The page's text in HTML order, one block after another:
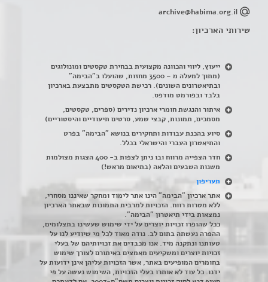
archive@habima.org.il
שירותי הארכיון:
ייעוץ, ליווי והכוונה מקצועית בבחירת טקסטים ומונולוגים
(מתוך למעלה מ – 3500 מחזות, שהועלו ב"הבימה"
ובתיאטרונים השונים). רכישת הטקסטים מתבצעת בארכיון
בלבד ובפורמט מודפס.
איתור והנגשת חומרי ארכיון נדירים (ספרים, טקסטים,
מסמכים, תמונות, קבצי שמע, סרטים תיעודיים והיסטוריים)
סיוע בהכנת עבודות ותחקירים בנושא "הבימה" בפרט
והתיאטרון העברי והישראלי בכלל.
חדר הצפייה מרווח ובו ניתן לצפות ב- 400 הצגות מצולמות
משנות השבעים והלאה (בתיאום מראש!)
תעריפון
אתר ארכיון "הבימה" הינו אתר לימוד ומחקר שאיננו מסחרי,
ללא מטרות רווח. הזכויות למרבית התמונות שבאתר הארכיון
נמצאות בידי תיאטרון "הבימה".
ככל שהופרו זכויות יוצרים על ידי שימוש שעשינו בתצלומים,
ההפרה נעשתה בתום לב. נודה מאוד לכל מי שיודיע לנו על
טעותנו ונתקנה מיד. אנו מכבדים את זכויותיהם של בעלי
זכויות יוצרים ומשקיעים מאמצים באיתורם לצורך שימוש
בחומרים המופיעים באתר, אשר הזכויות עליהן אינן ידועות על
ידנו. כל עוד לא אותרו בעלי הזכויות, השימוש נעשה על פי